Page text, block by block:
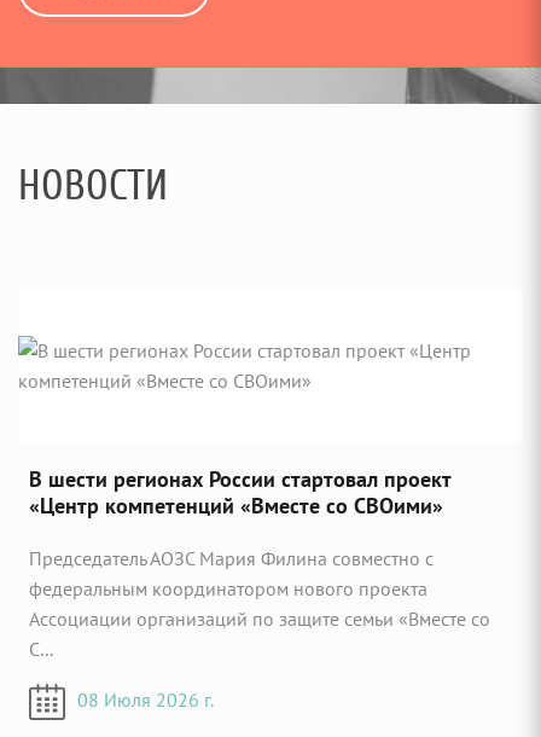
НОВОСТИ
В шести регионах России стартовал проект
«Центр компетенций «Вместе со СВОими»
Председатель АОЗС Мария Филина совместно с
федеральным координатором нового проекта
Ассоциации организаций по защите семьи «Вместе со
С...
08 Июля 2026 г.